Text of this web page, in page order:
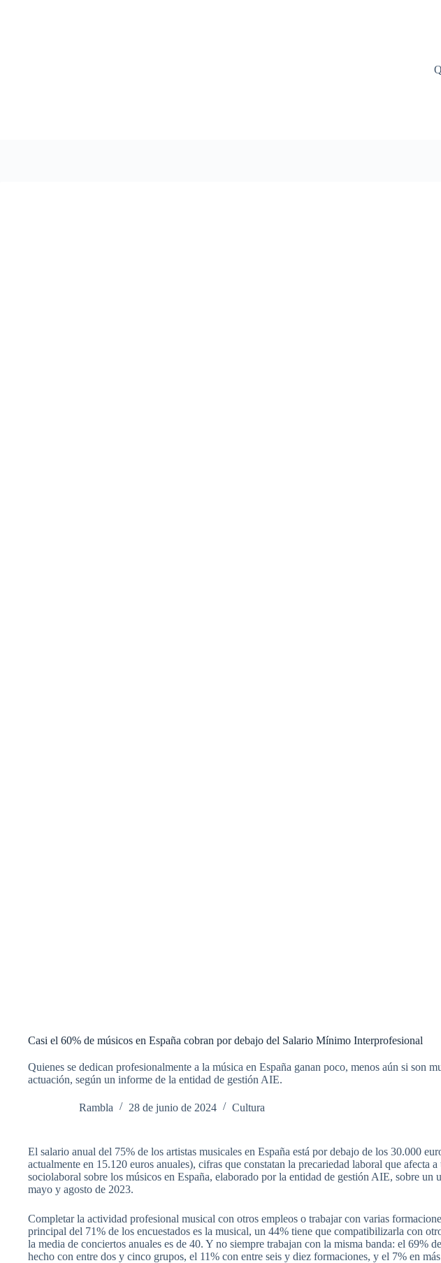
Casi el 60% de músicos en España cobran por debajo del Salario Mínimo Interprofesional
Quienes se dedican profesionalmente a la música en España ganan poco, menos aún si son
actuación, según un informe de la entidad de gestión AIE.
Rambla 28 de junio de 2024 Cultura
El salario anual del 75% de los artistas musicales en España está por debajo de los 30.000
actualmente en 15.120 euros anuales), cifras que constatan la precariedad laboral que
sociolaboral sobre los músicos en España, elaborado por la entidad de gestión AIE, sobre
mayo y agosto de 2023.
Completar la actividad profesional musical con otros empleos o trabajar con varias
principal del 71% de los encuestados es la musical, un 44% tiene que compatibilizarla con
la media de conciertos anuales es de 40. Y no siempre trabajan con la misma banda: el 69%
hecho con entre dos y cinco grupos, el 11% con entre seis y diez formaciones, y el 7% en